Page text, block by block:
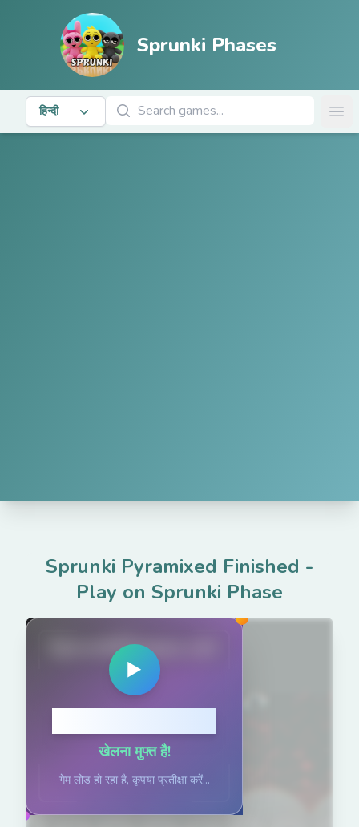
Sprunki Phases
हिन्दी
खेल खोजें
Sprunki Pyramixed Finished -
Play on Sprunki Phase
SprunkiPhases.net
▶
खेलना मुफ्त है!
गेम लोड हो रहा है, कृपया प्रतीक्षा करें...